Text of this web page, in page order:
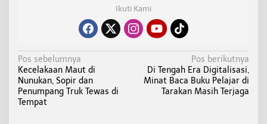
Ikuti Kami
N
a
v
i
Pos sebelumnya
Kecelakaan Maut di
Nunukan, Sopir dan
Penumpang Truk Tewas di
Tempat
Pos berikutnya
Di Tengah Era Digitalisasi,
Minat Baca Buku Pelajar di
Tarakan Masih Terjaga